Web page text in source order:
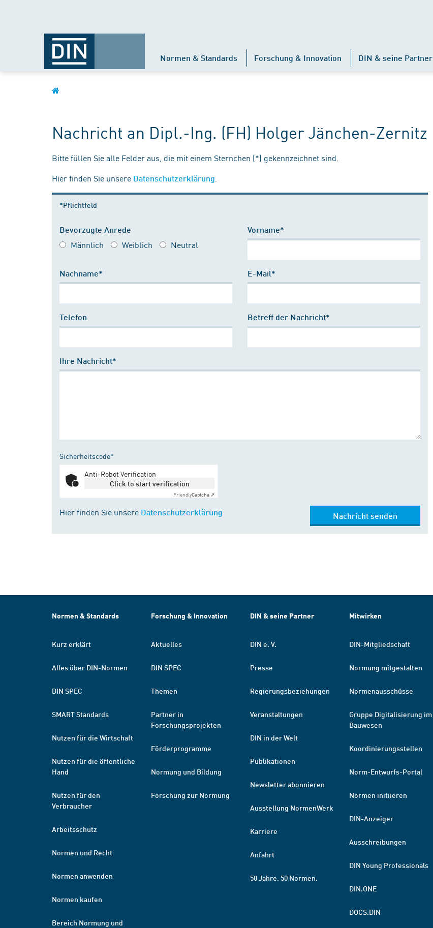
Normen & Standards Forschung & Innovation DIN & seine Partner
Nachricht an Dipl.-Ing. (FH) Holger Jänchen-Zernitz
Bitte füllen Sie alle Felder aus, die mit einem Sternchen (*) gekennzeichnet sind.
Hier finden Sie unsere Datenschutzerklärung
*Pflichtfeld
Bevorzugte Anrede
Männlich Weiblich Neutral
Vorname*
Nachname* E-Mail*
Telefon Betreff der Nachricht*
Ihre Nachricht*
Sicherheitscode*
Anti-Robot Verification
Click to start verification
FriendlyCaptcha ⇗
Hier finden Sie unsere Datenschutzerklärung Nachricht senden
Normen & Standards
Kurz erklärt
Alles über DIN-Normen
DIN SPEC
SMART Standards
Nutzen für die Wirtschaft
Nutzen für die öffentliche
Hand
Nutzen für den
Verbraucher
Arbeitsschutz
Normen und Recht
Normen anwenden
Normen kaufen
Bereich Normung und
Forschung & Innovation
Aktuelles
DIN SPEC
Themen
Partner in
Forschungsprojekten
Förderprogramme
Normung und Bildung
Forschung zur Normung
DIN & seine Partner
DIN e. V.
Presse
Regierungsbeziehungen
Veranstaltungen
DIN in der Welt
Publikationen
Newsletter abonnieren
Ausstellung NormenWerk
Karriere
Anfahrt
50 Jahre. 50 Normen.
Mitwirken
DIN-Mitgliedschaft
Normung mitgestalten
Normenausschüsse
Gruppe Digitalisierung im
Bauwesen
Koordinierungsstellen
Norm-Entwurfs-Portal
Normen initiieren
DIN-Anzeiger
Ausschreibungen
DIN Young Professionals
DIN.ONE
DOCS.DIN